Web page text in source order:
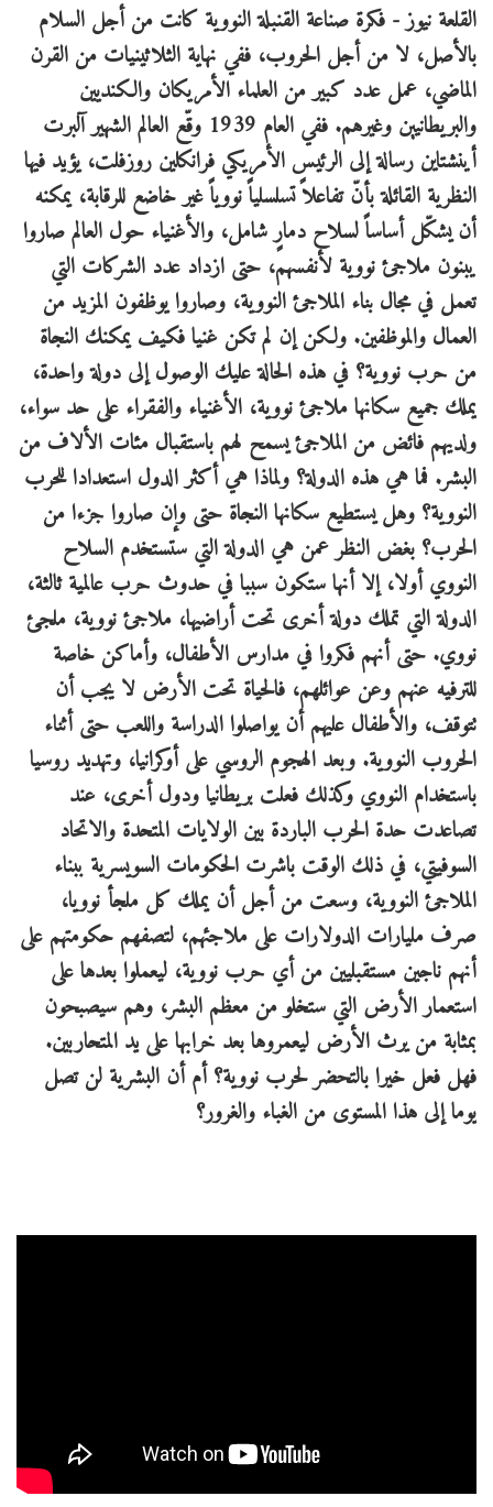
القلعة نيوز - فكرة صناعة القنبلة النووية كانت من أجل السلام
بالأصل، لا من أجل الحروب، ففي نهاية الثلاثينيات من القرن
الماضي، عمل عدد كبير من العلماء الأمريكان والكنديين
والبريطانيين وغيرهم. ففي العام 1939 وقّع العالم الشهير آلبرت
أينشتاين رسالة إلى الرئيس الأمريكي فرانكلين روزفلت، يؤيد فيها
النظرية القائلة بأنّ تفاعلاً تسلسلياً نووياً غير خاضع للرقابة، يمكنه
أن يشكّل أساساً لسلاح دمارٍ شامل، والأغنياء حول العالم صاروا
يبنون ملاجئ نووية لأنفسهم، حتى ازداد عدد الشركات التي
تعمل في مجال بناء الملاجئ النووية، وصاروا يوظفون المزيد من
العمال والموظفين. ولكن إن لم تكن غنيا فكيف يمكنك النجاة
من حرب نووية؟ في هذه الحالة عليك الوصول إلى دولة واحدة،
يملك جميع سكانها ملاجئ نووية، الأغنياء والفقراء على حد سواء،
ولديهم فائض من الملاجئ يسمح لهم باستقبال مئات الألاف من
البشر. فما هي هذه الدولة؟ ولماذا هي أكثر الدول استعدادا للحرب
النووية؟ وهل يستطيع سكانها النجاة حتى وإن صاروا جزءا من
الحرب؟ بغض النظر عمن هي الدولة التي ستستخدم السلاح
النووي أولا، إلا أنها ستكون سببا في حدوث حرب عالمية ثالثة،
الدولة التي تملك دولة أخرى تحت أراضيها، ملاجئ نووية، ملجئ
نووي. حتى أنهم فكروا في مدارس الأطفال، وأماكن خاصة
للترفيه عنهم وعن عوائلهم، فالحياة تحت الأرض لا يجب أن
تتوقف، والأطفال عليهم أن يواصلوا الدراسة واللعب حتى أثناء
الحروب النووية. وبعد الهجوم الروسي على أوكرانيا، وتهديد روسيا
باستخدام النووي وكذلك فعلت بريطانيا ودول أخرى، عند
تصاعدت حدة الحرب الباردة بين الولايات المتحدة والاتحاد
السوفيتي، في ذلك الوقت باشرت الحكومات السويسرية ببناء
الملاجئ النووية، وسعت من أجل أن يملك كل ملجأ نوويا،
صرف مليارات الدولارات على ملاجئهم، لتصفهم حكومتهم على
أنهم ناجين مستقبليين من أي حرب نووية، ليعملوا بعدها على
استعمار الأرض التي ستخلو من معظم البشر، وهم سيصبحون
بمثابة من يرث الأرض ليعمروها بعد خرابها على يد المتحاربين.
فهل فعل خيرا بالتحضر لحرب نووية؟ أم أن البشرية لن تصل
يوما إلى هذا المستوى من الغباء والغرور؟